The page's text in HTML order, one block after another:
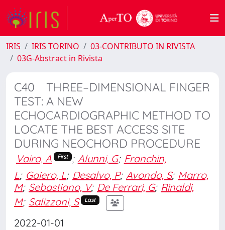
IRIS IRIS TORINO
03-CONTRIBUTO IN RIVISTA
03G-Abstract in Rivista
C40 THREE–DIMENSIONAL FINGER
TEST: A NEW
ECHOCARDIOGRAPHIC METHOD TO
LOCATE THE BEST ACCESS SITE
DURING NEOCHORD PROCEDURE
Vairo, A First ; Alunni, G; Franchin,
L; Gaiero, L; Desalvo, P; Avondo, S; Marro,
M; Sebastiano, V; De Ferrari, G; Rinaldi,
M; Salizzoni, S Last
2022-01-01